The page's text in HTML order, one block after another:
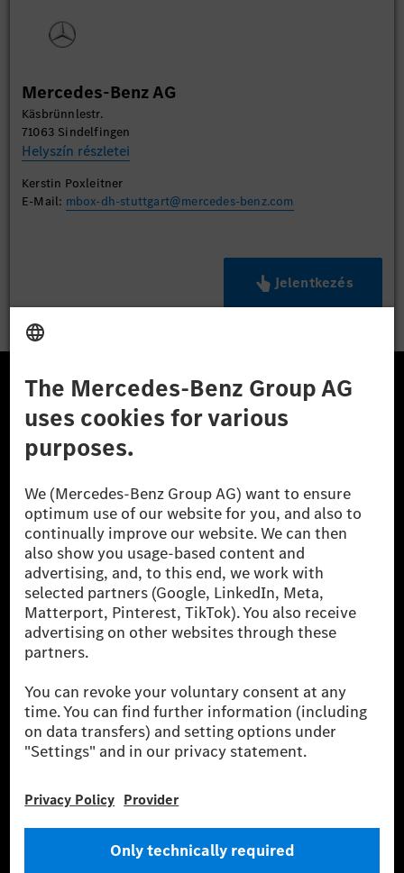
Mercedes-Benz AG
Käsbrünnlestr.
71063 Sindelfingen
Helyszín részletei
Kerstin Poxleitner
E-Mail: mbox-dh-stuttgart@mercedes-benz.com
Jelentkezés
A Mercedes-Benz Csoport
A Mercedes-Benz Group AG (korábbi Daimler AG) a
Mercedes-Benz AG-val együtt a prémium és
luxusautók, valamint kishaszonjárművek vezető
globális szállítói vagyunk. A Mercedes-Benz Mobility
AG finanszírozást, lízinget, autó előfizetést és
autókölcsönzést, flottakezelést, digitális
szolgáltatásokat a töltéshez és fizetéshez,
biztosításközvetítést, valamint innovatív mobilitási
szolgáltatásokat kínál.
Helyszínek